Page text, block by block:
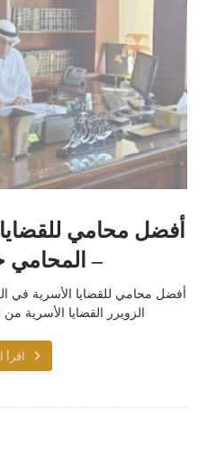
أفضل محامي
– المحامي
الزويرر القضايا الأسرية
اقرأ